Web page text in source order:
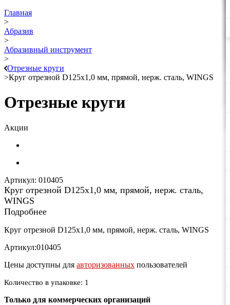
Главная
>
Абразив
>
Абразивный инструмент
>
Отрезные круги
>Круг отрезной D125х1,0 мм, прямой, нерж. сталь, WINGS
Отрезные круги
Акции
Артикул: 010405
Круг отрезной D125х1,0 мм, прямой, нерж. сталь,
WINGS
Подробнее
Круг отрезной D125х1,0 мм, прямой, нерж. сталь, WINGS
Артикул:010405
Цены доступны для авторизованных пользователей
Количество в упаковке: 1
Только для коммерческих организаций